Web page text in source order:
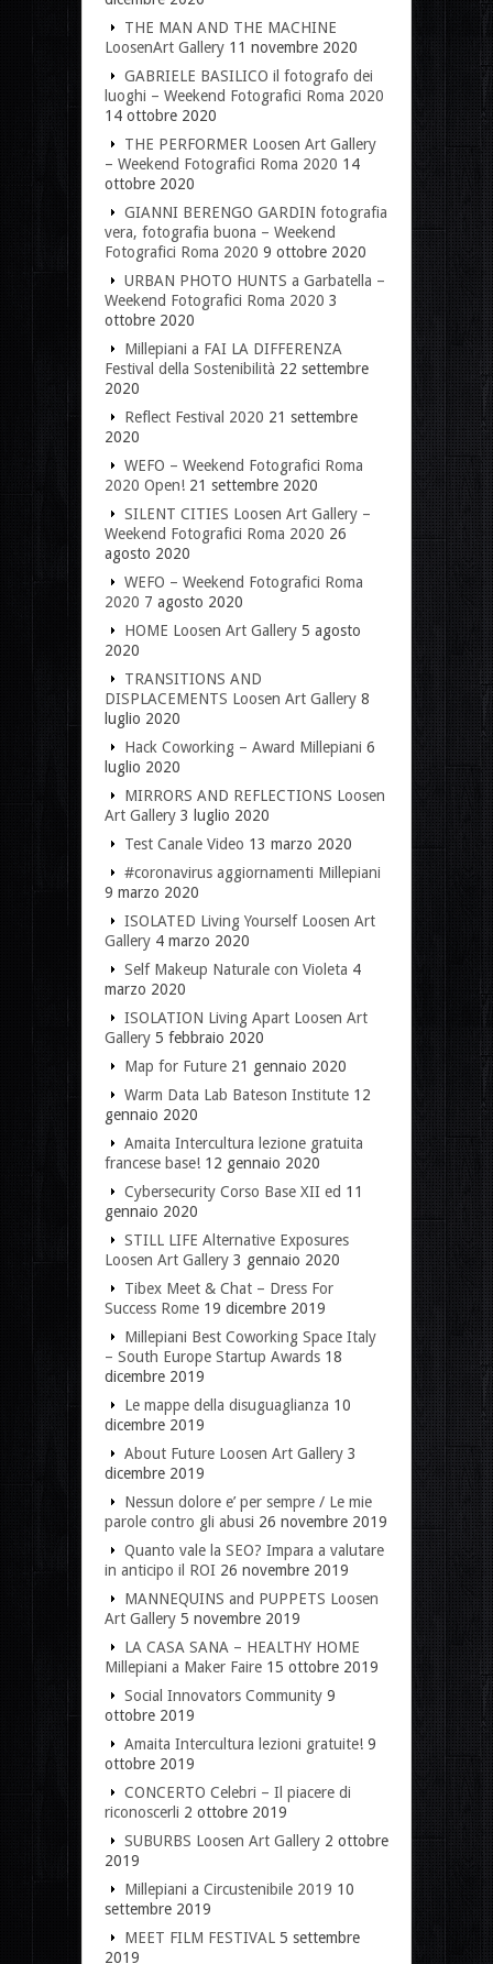
THE MAN AND THE MACHINE
LoosenArt Gallery 11 novembre 2020
GABRIELE BASILICO il fotografo dei
luoghi – Weekend Fotografici Roma 2020
14 ottobre 2020
THE PERFORMER Loosen Art Gallery
– Weekend Fotografici Roma 2020 14
ottobre 2020
GIANNI BERENGO GARDIN fotografia
vera, fotografia buona – Weekend
Fotografici Roma 2020 9 ottobre 2020
URBAN PHOTO HUNTS a Garbatella –
Weekend Fotografici Roma 2020 3
ottobre 2020
Millepiani a FAI LA DIFFERENZA
Festival della Sostenibilità 22 settembre
2020
Reflect Festival 2020 21 settembre
2020
WEFO – Weekend Fotografici Roma
2020 Open! 21 settembre 2020
SILENT CITIES Loosen Art Gallery –
Weekend Fotografici Roma 2020 26
agosto 2020
WEFO – Weekend Fotografici Roma
2020 7 agosto 2020
HOME Loosen Art Gallery 5 agosto
2020
TRANSITIONS AND
DISPLACEMENTS Loosen Art Gallery 8
luglio 2020
Hack Coworking – Award Millepiani 6
luglio 2020
MIRRORS AND REFLECTIONS Loosen
Art Gallery 3 luglio 2020
Test Canale Video 13 marzo 2020
#coronavirus aggiornamenti Millepiani
9 marzo 2020
ISOLATED Living Yourself Loosen Art
Gallery 4 marzo 2020
Self Makeup Naturale con Violeta 4
marzo 2020
ISOLATION Living Apart Loosen Art
Gallery 5 febbraio 2020
Map for Future 21 gennaio 2020
Warm Data Lab Bateson Institute 12
gennaio 2020
Amaita Intercultura lezione gratuita
francese base! 12 gennaio 2020
Cybersecurity Corso Base XII ed 11
gennaio 2020
STILL LIFE Alternative Exposures
Loosen Art Gallery 3 gennaio 2020
Tibex Meet & Chat – Dress For
Success Rome 19 dicembre 2019
Millepiani Best Coworking Space Italy
– South Europe Startup Awards 18
dicembre 2019
Le mappe della disuguaglianza 10
dicembre 2019
About Future Loosen Art Gallery 3
dicembre 2019
Nessun dolore e’ per sempre / Le mie
parole contro gli abusi 26 novembre 2019
Quanto vale la SEO? Impara a valutare
in anticipo il ROI 26 novembre 2019
MANNEQUINS and PUPPETS Loosen
Art Gallery 5 novembre 2019
LA CASA SANA – HEALTHY HOME
Millepiani a Maker Faire 15 ottobre 2019
Social Innovators Community 9
ottobre 2019
Amaita Intercultura lezioni gratuite! 9
ottobre 2019
CONCERTO Celebri – Il piacere di
riconoscerli 2 ottobre 2019
SUBURBS Loosen Art Gallery 2 ottobre
2019
Millepiani a Circustenibile 2019 10
settembre 2019
MEET FILM FESTIVAL 5 settembre
2019